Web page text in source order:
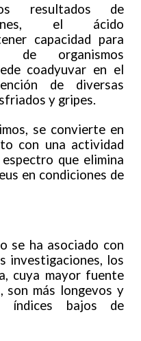
resultados de
el ácido
capacidad para
de organismos
coadyuvar en el
de diversas
y gripes.
se convierte en
con una actividad
que elimina
en condiciones de
se ha asociado con
investigaciones, los
cuya mayor fuente
son más longevos y
índices bajos de